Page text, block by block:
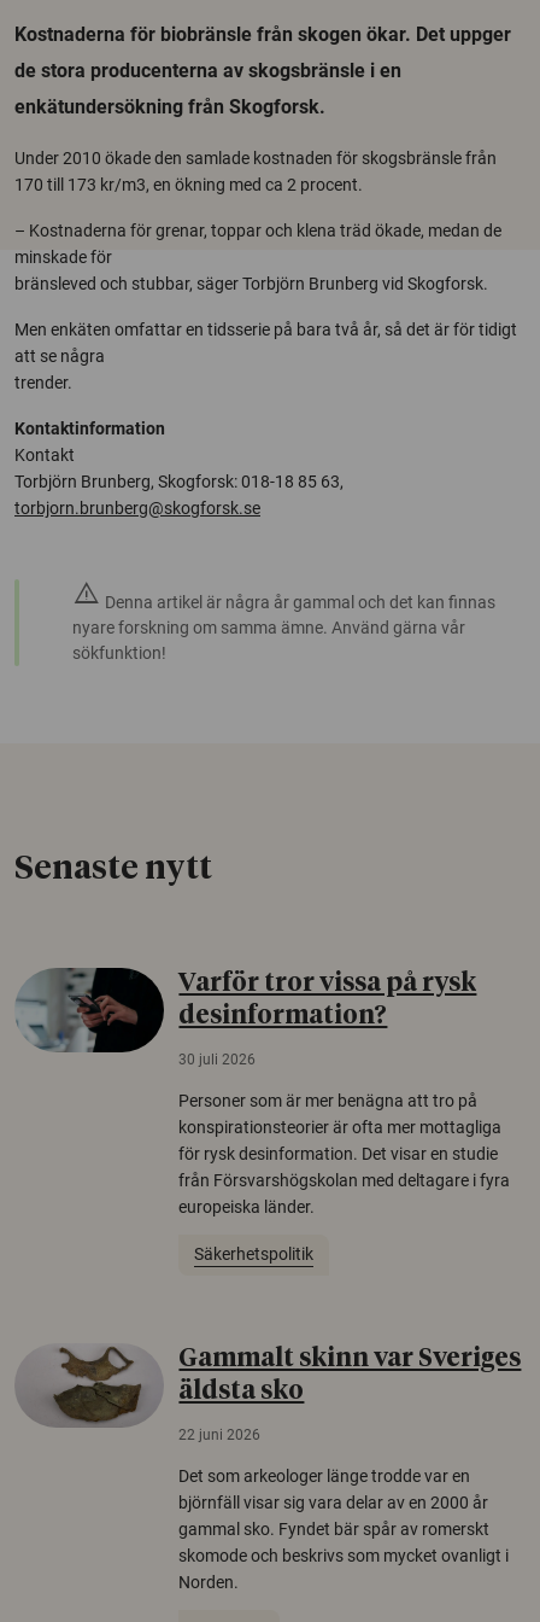
Kostnaderna för biobränsle från skogen ökar. Det uppger
de stora producenterna av skogsbränsle i en
enkätundersökning från Skogforsk.
Under 2010 ökade den samlade kostnaden för skogsbränsle från
170 till 173 kr/m3, en ökning med ca 2 procent.
– Kostnaderna för grenar, toppar och klena träd ökade, medan de
minskade för
bränsleved och stubbar, säger Torbjörn Brunberg vid Skogforsk.
Men enkäten omfattar en tidsserie på bara två år, så det är för tidigt
att se några
trender.
Kontaktinformation
Kontakt
Torbjörn Brunberg, Skogforsk: 018-18 85 63,
torbjorn.brunberg@skogforsk.se
warning Denna artikel är några år gammal och det kan finnas
nyare forskning om samma ämne. Använd gärna vår
sökfunktion!
Senaste nytt
Varför tror vissa på rysk
desinformation?
30 juli 2026
Personer som är mer benägna att tro på
konspirationsteorier är ofta mer mottagliga
för rysk desinformation. Det visar en studie
från Försvarshögskolan med deltagare i fyra
europeiska länder.
Säkerhetspolitik
Gammalt skinn var Sveriges
äldsta sko
22 juni 2026
Det som arkeologer länge trodde var en
björnfäll visar sig vara delar av en 2000 år
gammal sko. Fyndet bär spår av romerskt
skomode och beskrivs som mycket ovanligt i
Norden.